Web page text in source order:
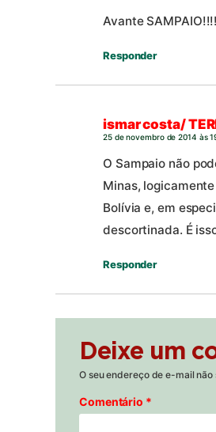
Avante
Responder
ismar costa/
25 de novembro de 2014 às
O Sampaio não
Minas,
Bolívia e, em
descortinada. É
Responder
Deixe um
O seu endereço de e-mail
Comentário *